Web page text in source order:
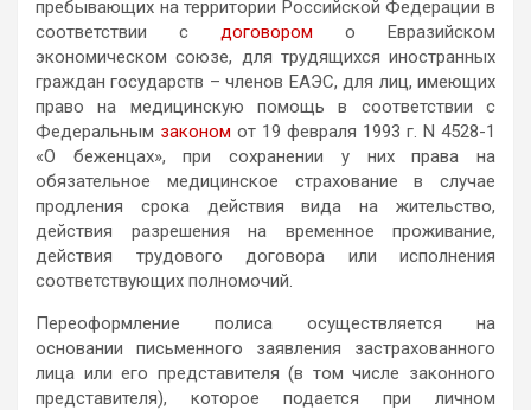
пребывающих на территории Российской Федерации в
соответствии с договором о Евразийском
экономическом союзе, для трудящихся иностранных
граждан государств – членов ЕАЭС, для лиц, имеющих
право на медицинскую помощь в соответствии с
Федеральным законом от 19 февраля 1993 г. N 4528-1
«О беженцах», при сохранении у них права на
обязательное медицинское страхование в случае
продления срока действия вида на жительство,
действия разрешения на временное проживание,
действия трудового договора или исполнения
соответствующих полномочий.
Переоформление полиса осуществляется на
основании письменного заявления застрахованного
лица или его представителя (в том числе законного
представителя), которое подается при личном